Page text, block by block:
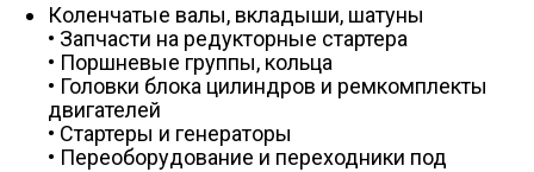
Коленчатые валы, вкладыши, шатуны
• Запчасти на редукторные стартера
• Поршневые группы, кольца
• Головки блока цилиндров и ремкомплекты
двигателей
• Стартеры и генераторы
• Переоборудование и переходники под